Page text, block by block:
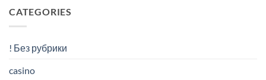
CATEGORIES
! Без рубрики
casino